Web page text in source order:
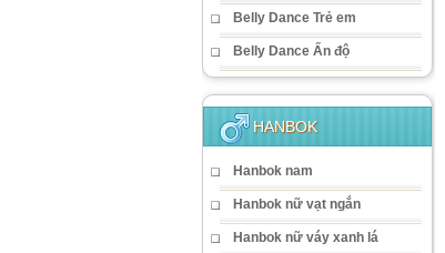
Belly Dance Trẻ em
Belly Dance Ấn độ
HANBOK
Hanbok nam
Hanbok nữ vạt ngắn
Hanbok nữ váy xanh lá